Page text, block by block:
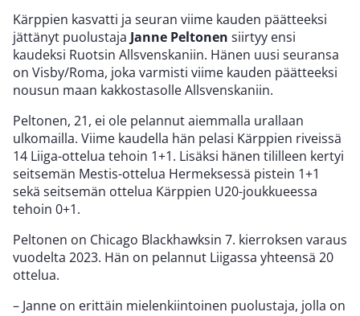
Kärppien kasvatti ja seuran viime kauden päätteeksi
jättänyt puolustaja Janne Peltonen siirtyy ensi
kaudeksi Ruotsin Allsvenskaniin. Hänen uusi seuransa
on Visby/Roma, joka varmisti viime kauden päätteeksi
nousun maan kakkostasolle Allsvenskaniin.
Peltonen, 21, ei ole pelannut aiemmalla urallaan
ulkomailla. Viime kaudella hän pelasi Kärppien riveissä
14 Liiga-ottelua tehoin 1+1. Lisäksi hänen tililleen kertyi
seitsemän Mestis-ottelua Hermeksessä pistein 1+1
sekä seitsemän ottelua Kärppien U20-joukkueessa
tehoin 0+1.
Peltonen on Chicago Blackhawksin 7. kierroksen varaus
vuodelta 2023. Hän on pelannut Liigassa yhteensä 20
ottelua.
– Janne on erittäin mielenkiintoinen puolustaja, jolla on